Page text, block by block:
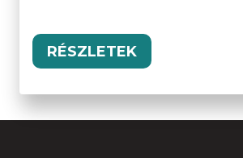
RÉSZLETEK